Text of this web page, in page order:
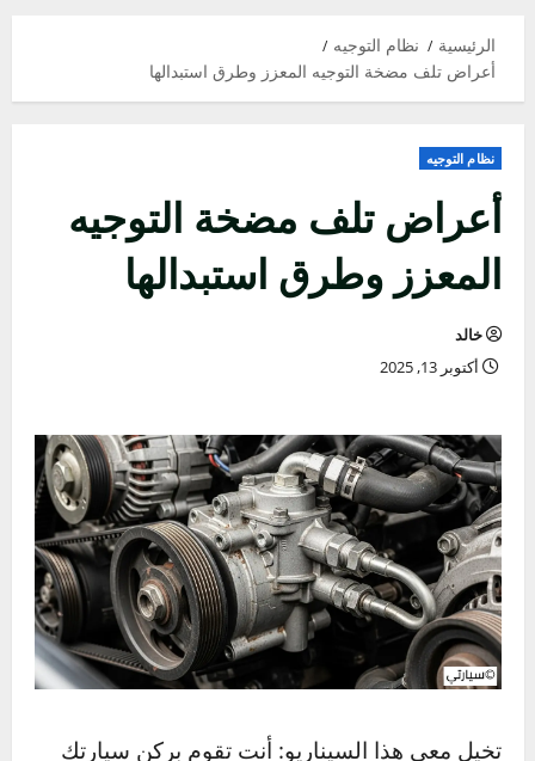
الرئيسية
الرئيسية
نظام التوجيه
أعراض تلف مضخة التوجيه المعزز وطرق استبدالها
نظام التوجيه
أعراض تلف مضخة التوجيه
المعزز وطرق استبدالها
خالد